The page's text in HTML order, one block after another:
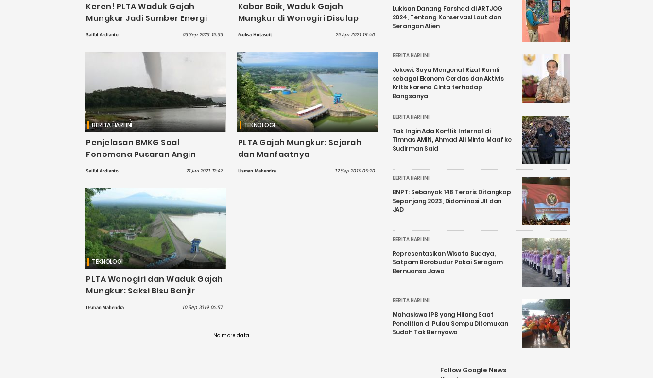
Keren! PLTA Waduk Gajah
Mungkur Jadi Sumber Energi
Saiful Ardianto 03 Sep 2025 15:53
Kabar Baik, Waduk Gajah
Mungkur di Wonogiri Disulap
Moksa Hutasoit 25 Apr 2021 19:40
BERITA HARI INI
Penjelasan BMKG Soal
Fenomena Pusaran Angin
Puting Beliung yang Hebohkan
Saiful Ardianto 21 Jan 2021 12:47
TEKNOLOGI
PLTA Gajah Mungkur: Sejarah
dan Manfaatnya
Usman Mahendra 12 Sep 2019 05:20
TEKNOLOGI
PLTA Wonogiri dan Waduk Gajah
Mungkur: Saksi Bisu Banjir
Bengawan Solo
Usman Mahendra 10 Sep 2019 04:57
No more data
Lukisan Danang Farshad di ARTJOG
2024, Tentang Konservasi Laut dan
Serangan Alien
BERITA HARI INI
Jokowi: Saya Mengenal Rizal Ramli
sebagai Ekonom Cerdas dan Aktivis
Kritis karena Cinta terhadap
Bangsanya
BERITA HARI INI
Tak Ingin Ada Konflik Internal di
Timnas AMIN, Ahmad Ali Minta Maaf ke
Sudirman Said
BERITA HARI INI
BNPT: Sebanyak 148 Teroris Ditangkap
Sepanjang 2023, Didominasi JII dan
JAD
BERITA HARI INI
Representasikan Wisata Budaya,
Satpam Borobudur Pakai Seragam
Bernuansa Jawa
BERITA HARI INI
Mahasiswa IPB yang Hilang Saat
Penelitian di Pulau Sempu Ditemukan
Sudah Tak Bernyawa
Follow Google News